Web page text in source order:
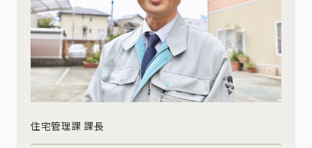
住宅管理課 課長